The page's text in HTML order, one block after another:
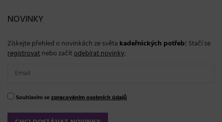
NOVINKY
Získejte přehled o novinkách ze světa kadeřnických potřeb! Stačí se
registrovatnebo začítodebírat novinky:
Souhlasím sezpracováním osobních údajů